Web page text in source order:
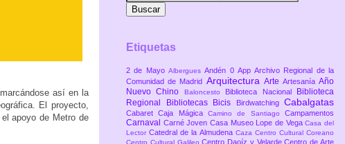
así en la
El proyecto,
apoyo de Metro de
Etiquetas
2 de Mayo AlberguesAndén 0 AppArchivo Regional de la
Comunidad de Madrid Arquitectura Arte ArtesaníaAño
Nuevo Chino
Baloncesto Biblioteca Nacional
Biblioteca
Regional
Bibliotecas Bicis Birdwatching Cabalgatas
CabaretCaja MágicaCamino de SantiagoCampamentos
Carnaval Carné JovenCasa Museo Lope de VegaCasa del
LectorCatedral de la Almudena Caza Centro Cultural Coreano
Centro Daoíz y VelardeCentro de Arte